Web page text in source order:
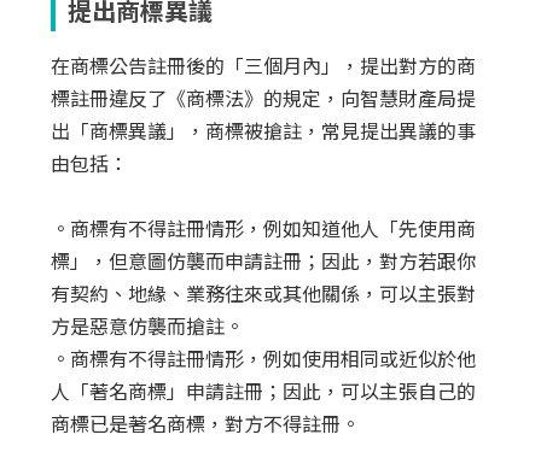
提出商標異議
在商標公告註冊後的「三個月內」，提出對方的商
標註冊違反了《商標法》的規定，向智慧財產局提
出「商標異議」，商標被搶註，常見提出異議的事
由包括：
。商標有不得註冊情形，例如知道他人「先使用商
標」，但意圖仿襲而申請註冊；因此，對方若跟你
有契約、地緣、業務往來或其他關係，可以主張對
方是惡意仿襲而搶註。
。商標有不得註冊情形，例如使用相同或近似於他
人「著名商標」申請註冊；因此，可以主張自己的
商標已是著名商標，對方不得註冊。